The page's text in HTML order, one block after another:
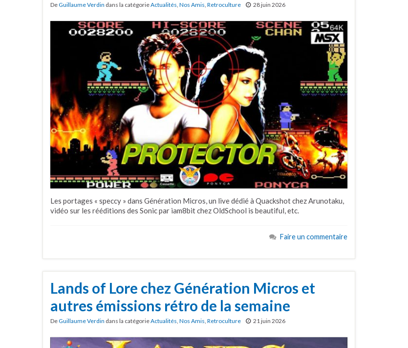
DeGuillaume Verdin dans la catégorieActualités Nos Amis Retroculture 28 juin 2026
Les portages « speccy » dans Génération Micros, un live dédié à Quackshot chez Arunotaku,
vidéo sur les rééditions des Sonic par iam8bit chez OldSchool is beautiful, etc.
Faire un commentaire
Lands of Lore chez Génération Micros et
autres émissions rétro de la semaine
DeGuillaume Verdin dans la catégorieActualités, Nos Amis, Retroculture 21 juin 2026